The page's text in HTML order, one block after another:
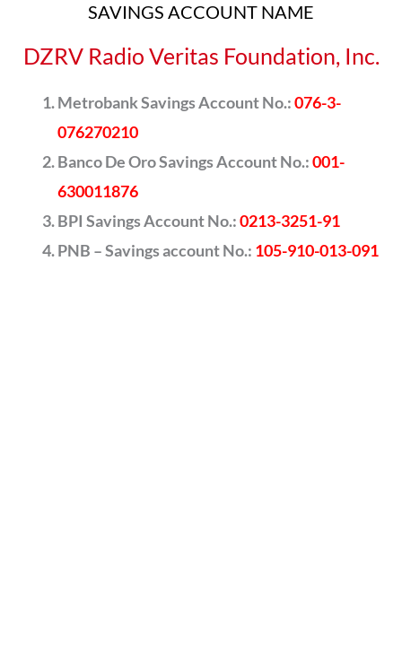
SAVINGS ACCOUNT NAME
DZRV Radio Veritas Foundation, Inc.
Metrobank Savings Account No.:076-3-
076270210
Banco De Oro Savings Account No.:001-
630011876
BPI Savings Account No.:0213-3251-91
PNB – Savings account No.: 105-910-013-091